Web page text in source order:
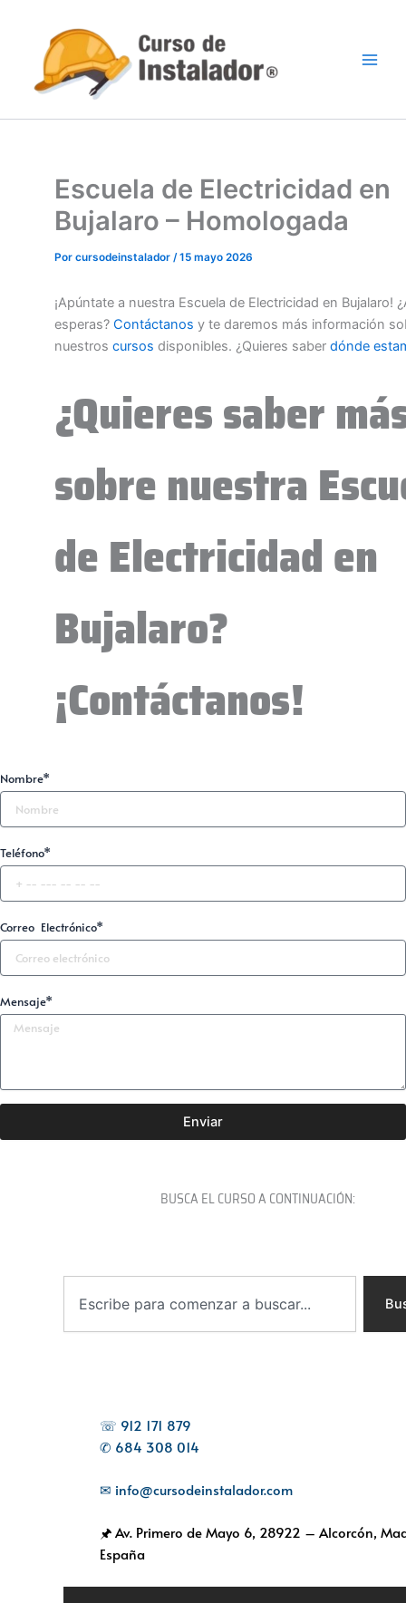
contenido
Escuela de Electricidad en
Bujalaro – Homologada
Por cursodeinstalador /15 mayo 2026
¡Apúntate a nuestra Escuela de Electricidad en Bujalaro!
esperas? Contáctanos y te daremos más información
nuestros cursos disponibles. ¿Quieres saber dónde
¿Quieres saber
sobre nuestra
de Electricidad en
Bujalaro?
¡Contáctanos!
Nombre*
Teléfono*
Correo Electrónico*
Mensaje*
Enviar
BUSCA EL CURSO A CONTINUACIÓN:
☏ 912 171 879
✆ 684 308 014
✉ info@cursodeinstalador.com
🖈 Av. Primero de Mayo 6, 28922 – Alcorcón,
España